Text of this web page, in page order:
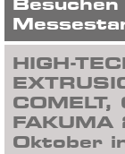
HIGH-
Oktober